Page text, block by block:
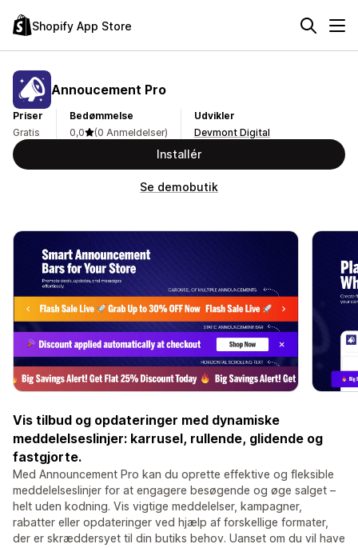
Shopify App Store
Annoucement Pro
Priser
Gratis
Bedømmelse
0,0
(0 Anmeldelser)
Udvikler
Devmont Digital
Installér
Se demobutik
Vis tilbud og opdateringer med dynamiske
meddelelseslinjer: karrusel, rullende, glidende og
fastgjorte.
Med Announcement Pro kan du oprette effektive og fleksible
meddelelseslinjer for at engagere besøgende og øge salget –
helt uden kodning. Vis vigtige meddelelser, kampagner,
rabatter eller opdateringer ved hjælp af forskellige formater,
der er skræddersyet til din butiks behov. Uanset om du vil have